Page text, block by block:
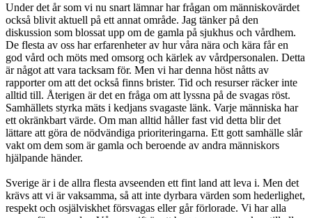
Under det år som vi nu snart lämnar har frågan om människovärdet
också blivit aktuell på ett annat område. Jag tänker på den
diskussion som blossat upp om de gamla på sjukhus och vårdhem.
De flesta av oss har erfarenheter av hur våra nära och kära får en
god vård och möts med omsorg och kärlek av vårdpersonalen. Detta
är något att vara tacksam för. Men vi har denna höst nåtts av
rapporter om att det också finns brister. Tid och resurser räcker inte
alltid till. Återigen är det en fråga om att lyssna på de svagas röst.
Samhällets styrka mäts i kedjans svagaste länk. Varje människa har
ett okränkbart värde. Om man alltid håller fast vid detta blir det
lättare att göra de nödvändiga prioriteringarna. Ett gott samhälle slår
vakt om dem som är gamla och beroende av andra människors
hjälpande händer.
Sverige är i de allra flesta avseenden ett fint land att leva i. Men det
krävs att vi är vaksamma, så att inte dyrbara värden som hederlighet,
respekt och osjälviskhet försvagas eller går förlorade. Vi har alla